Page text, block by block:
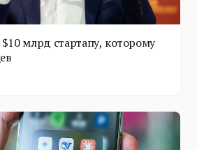
млрд стартапу, которому